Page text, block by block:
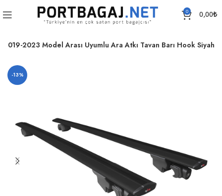
0 0,00₺
2019-2023 Model Arası Uyumlu Ara Atkı Tavan Barı Hook Siyah
-13%